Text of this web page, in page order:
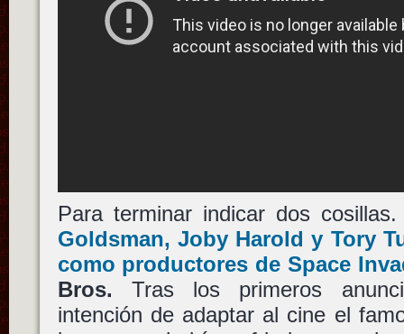
Para terminar indicar dos
Goldsman, Joby Harold y Tory
como productores deSpace
Bros. Tras los primeros
intención de adaptar al cine el